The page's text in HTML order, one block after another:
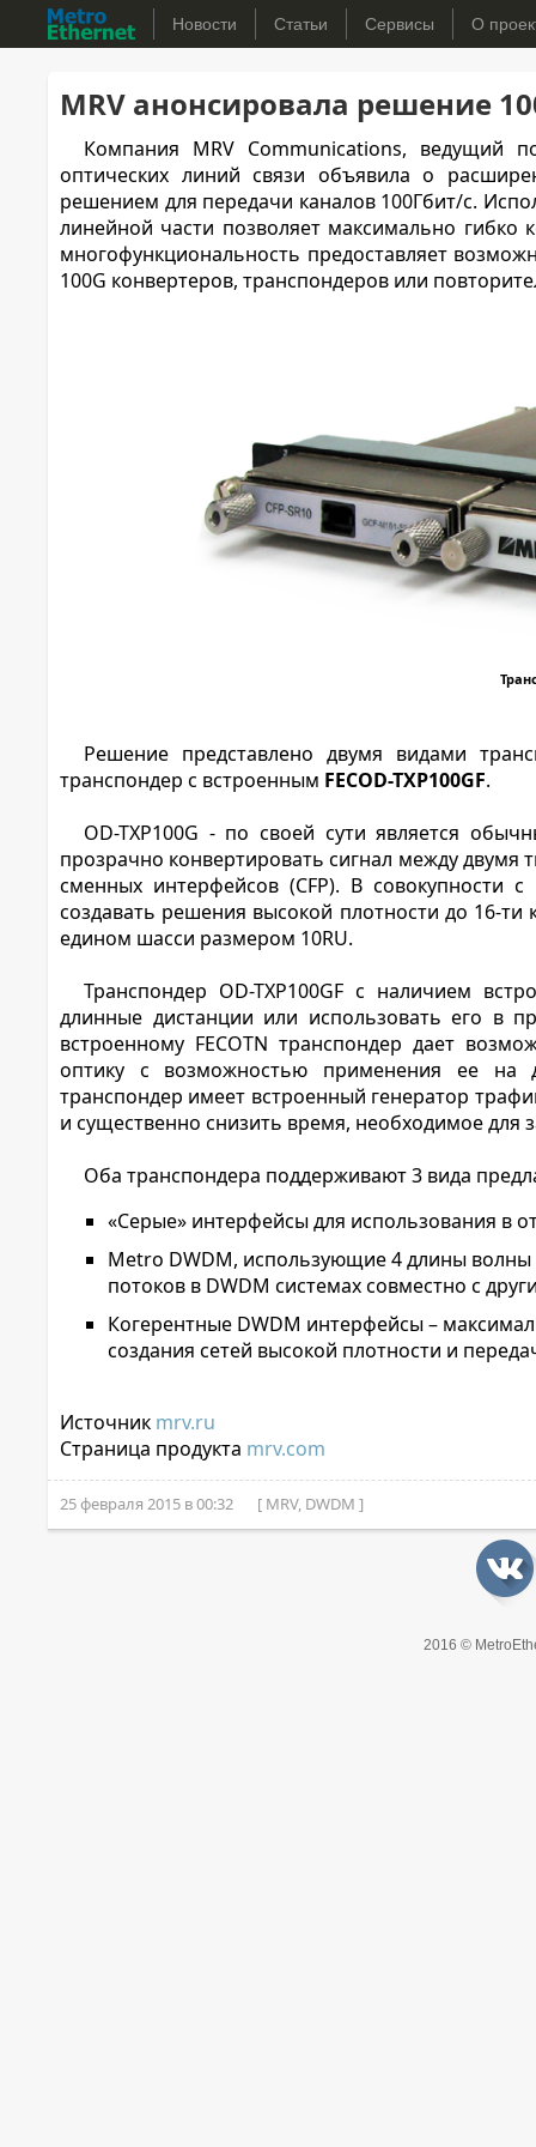
Новости Статьи Сервисы О
MRV анонсировала решение
Компания MRV Communications, ведущий
оптических линий связи объявила о
решением для передачи каналов 100Гбит/с.
линейной части позволяет максимально
многофункциональность предоставляет
100G конвертеров, транспондеров или
Решение представлено двумя видами
транспондер с встроенным FECOD-TXP100GF.
OD-TXP100G - по своей сути является
прозрачно конвертировать сигнал между двумя
сменных интерфейсов (CFP). В совокупности
создавать решения высокой плотности до 16-ти
едином шасси размером 10RU.
Транспондер OD-TXP100GF с наличием
длинные дистанции или использовать его в
встроенному FECOTN транспондер дает
оптику с возможностью применения ее на
транспондер имеет встроенный генератор
и существенно снизить время, необходимое для
Оба транспондера поддерживают 3 вида
«Серые» интерфейсы для использования в
Metro DWDM, использующие 4 длины волны
потоков в DWDM системах совместно с
Когерентные DWDM интерфейсы –
создания сетей высокой плотности и
Источник mrv.ru
Страница продукта mrv.com
25 февраля 2015 в 00:32 [ MRV, DWDM ]
2016 ©